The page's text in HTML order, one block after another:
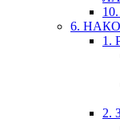
6.
1.
2.